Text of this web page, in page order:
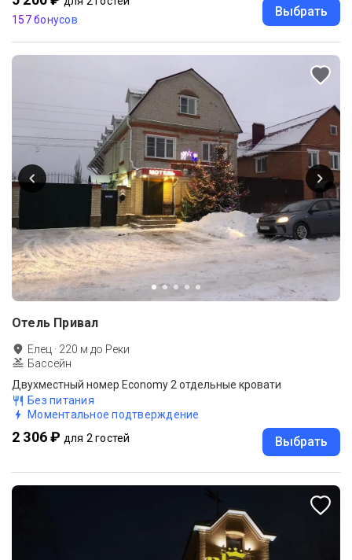
157 бонусов
Выбрать
Отель Привал
Елец · 220 м до Реки
Бассейн
Двухместный номер Economy 2 отдельные кровати
Без питания
Моментальное подтверждение
2 306 ₽ для 2 гостей Выбрать